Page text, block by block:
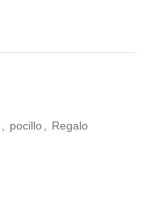
pocillo Regalo